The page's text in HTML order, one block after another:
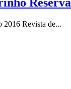
2016 Revista de...